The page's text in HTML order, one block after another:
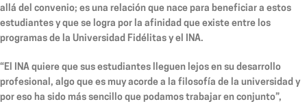
allá del convenio; es una relación que nace para beneficiar a estos
estudiantes y que se logra por la afinidad que existe entre los
programas de la Universidad Fidélitas y el INA.
“El INA quiere que sus estudiantes lleguen lejos en su desarrollo
profesional, algo que es muy acorde a la filosofía de la universidad y
por eso ha sido más sencillo que podamos trabajar en conjunto”,